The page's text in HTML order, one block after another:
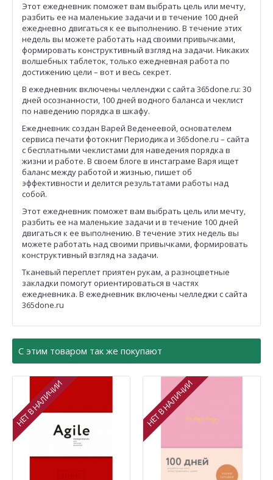
Этот ежедневник поможет вам выбрать цель или мечту,
разбить ее на маленькие задачи и в течение 100 дней
ежедневно двигаться к ее выполнению. В течение этих
недель вы можете работать над своими привычками,
формировать конструктивный взгляд на задачи. Никаких
волшебных таблеток, только ежедневная работа по
достижению цели – вот и весь секрет.
В ежедневник включены челленджи с сайта 365done.ru: 30
дней осознанности, 100 дней водного баланса и чеклист
по наведению порядка в шкафу.
Ежедневник создан Варей Веденеевой, основателем
сервиса печати фотокниг Периодика и 365done.ru – сайта
с бесплатными чеклистами для наведения порядка в
жизни и работе. В своем блоге в инстаграме Варя ищет
баланс между работой и жизнью, пишет об
эффективности и делится результатами работы над
собой.
Этот ежедневник поможет вам выбрать цель или мечту,
разбить ее на маленькие задачи и в течение 100 дней
двигаться к ее выполнению. В течение этих недель вы
можете работать над своими привычками, формировать
конструктивный взгляд на задачи.
Тканевый переплет приятен рукам, а разноцветные
закладки помогут ориентироваться в частях
ежедневника. В ежедневник включены челледжи с сайта
365done.ru
С этим товаром так же покупают
НЕТ В НАЛИЧИИ НЕТ В НАЛИЧИИ